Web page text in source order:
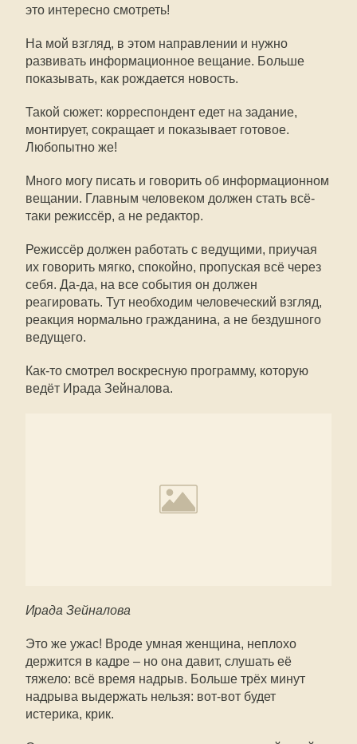
это интересно смотреть!
На мой взгляд, в этом направлении и нужно
развивать информационное вещание. Больше
показывать, как рождается новость.
Такой сюжет: корреспондент едет на задание,
монтирует, сокращает и показывает готовое.
Любопытно же!
Много могу писать и говорить об информационном
вещании. Главным человеком должен стать всё-
таки режиссёр, а не редактор.
Режиссёр должен работать с ведущими, приучая
их говорить мягко, спокойно, пропуская всё через
себя. Да-да, на все события он должен
реагировать. Тут необходим человеческий взгляд,
реакция нормально гражданина, а не бездушного
ведущего.
Как-то смотрел воскресную программу, которую
ведёт Ирада Зейналова.
Ирада Зейналова
Это же ужас! Вроде умная женщина, неплохо
держится в кадре – но она давит, слушать её
тяжело: всё время надрыв. Больше трёх минут
надрыва выдержать нельзя: вот-вот будет
истерика, крик.